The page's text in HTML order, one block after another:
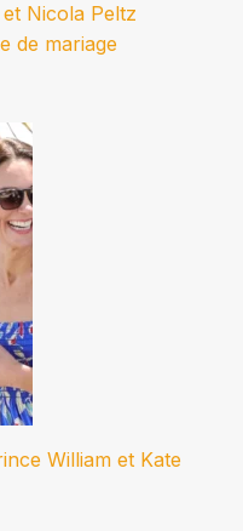
Nicola Peltz
de mariage
William et Kate